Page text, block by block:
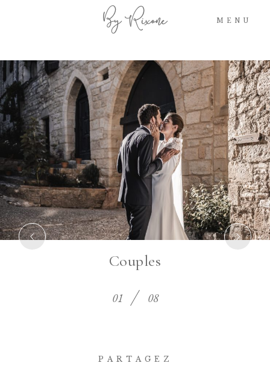
By Rixone MENU
Couples
01 08
PARTAGEZ
HOME
A PROPOS
PORTFOLIO
GALERIES
TARIFS